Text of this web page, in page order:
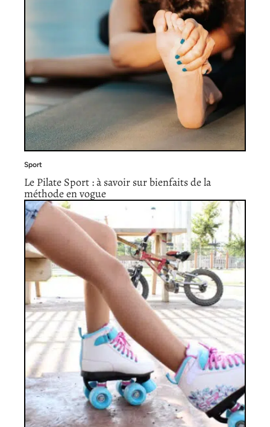
Sport
Le Pilate Sport : à savoir sur bienfaits de la
méthode en vogue